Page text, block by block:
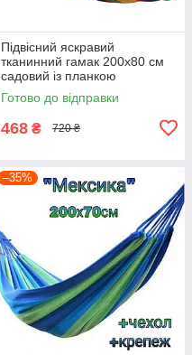
Підвісний яскравий
тканинний гамак 200х80 см
садовий із планкою
мексиканський туристичний
для дому дачі та туризму
Готово до відправки
468 ₴ 720 ₴
–35%